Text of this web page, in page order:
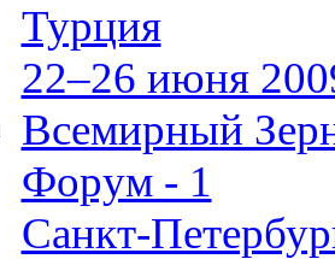
Турция
22–26 июня
Всемирный
Форум - 1
Санкт-